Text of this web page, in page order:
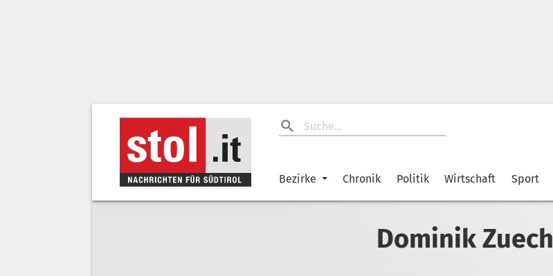
Bezirke Chronik Politik Wirtschaft Sport
Dominik Zuech